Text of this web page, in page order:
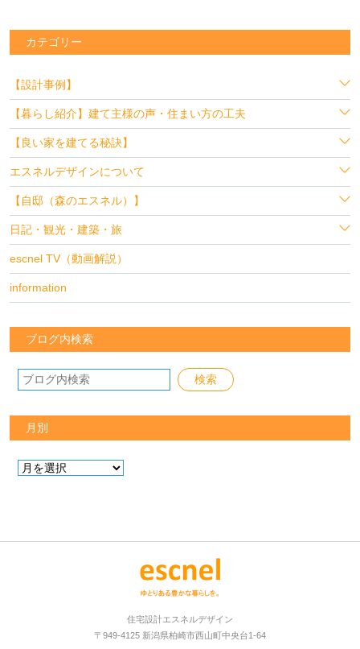
カテゴリー
【設計事例】
【暮らし紹介】建て主様の声・住まい方の工夫
【良い家を建てる秘訣】
エスネルデザインについて
【自邸（森のエスネル）】
日記・観光・建築・旅
escnel TV（動画解説）
information
ブログ内検索
月別
住宅設計エスネルデザイン
〒949-4125 新潟県柏崎市西山町中央台1-64